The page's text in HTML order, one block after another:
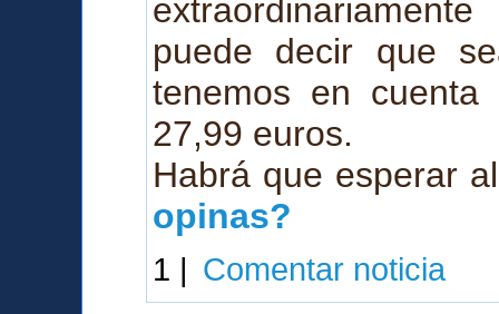
puede decir que
tenemos en
27,99 euros.
Habrá que esperar
opinas?
1 | Comentar noticia